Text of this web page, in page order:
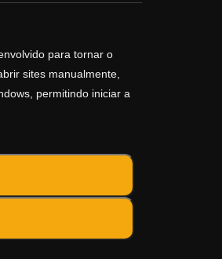
para tornar o
sites manualmente,
permitindo iniciar a